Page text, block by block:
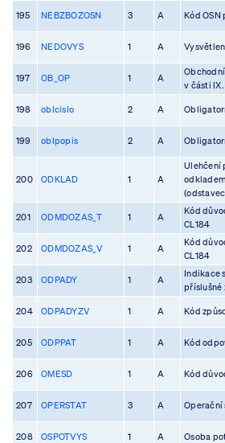
195 NEBZBOZOSN 3 A Kód OSN
196 NEDOVYS 1 A
197 OB_OP 1 A
v části
198 oblcislo 2 A
199 oblpopis 2 A
200 ODKLAD 1 A
Ulehčení
201 ODMDOZAS_T 1 A
Kód
CL184
202 ODMDOZAS_V 1 A
Kód
CL184
203 ODPADY 1 A
Indikace
příslušné
204 ODPADYZV 1 A Kód
205 ODPPAT 1 A Kód
206 OMESD 1 A Kód
207 OPERSTAT 3 A Operační
208 OSPOTVYS 1 A Osoba